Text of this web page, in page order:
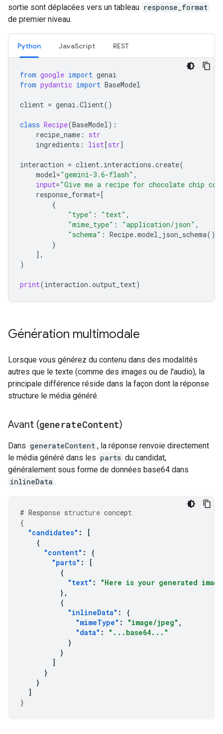
sortie sont déplacées vers un tableau response_format
de premier niveau.
Python JavaScript REST
from google import genai
from pydantic import BaseModel
client = genai .Client()
class Recipe(BaseModel):
recipe_name :
str
ingredients : list[str]
interaction = client. interactions .create(
model="gemini-3.6-flash" ,
input="Give me a recipe for chocolate chip
response_format=[
{
"type" : "text" ,
"mime_type" : "application/json" ,
"schema" : Recipe.model_json_schema(),
}
],
)
print(interaction .output_text)
Génération multimodale
Lorsque vous générez du contenu dans des modalités
autres que le texte (comme des images ou de l'audio), la
principale différence réside dans la façon dont la réponse
structure le média généré.
Avant (generateContent)
Dans generateContent , la réponse renvoie directement
le média généré dans les parts du candidat,
généralement sous forme de données base64 dans
inlineData .
# Response structure concept
{
"candidates" :
[
{
"content" :
{
"parts" :
[
{
"text" :
"Here is your generated
},
{
"inlineData" :
{
"mimeType" : "image/jpeg" ,
"data" :
"...base64..."
}
}
]
}
}
]
}